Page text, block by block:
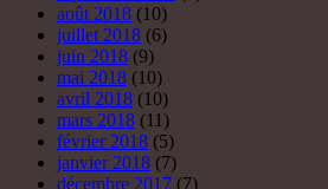
août 2018 (10)
juillet 2018 (6)
juin 2018 (9)
mai 2018 (10)
avril 2018 (10)
mars 2018 (11)
février 2018 (5)
janvier 2018 (7)
décembre 2017 (7)